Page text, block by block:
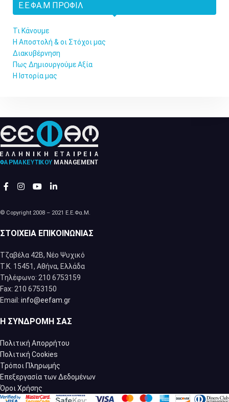
Ε.Ε.ΦΑ.Μ ΠΡΟΦΊΛ
Τι Κάνουμε
Η Αποστολή & οι Στόχοι μας
Διακυβέρνηση
Πως Δημιουργούμε Αξία
Η Ιστορία μας
© Copyright 2008 – 2021 Ε.Ε.Φα.Μ.
ΣΤΟΙΧΕΊΑ ΕΠΙΚΟΙΝΩΝΊΑΣ
Τζαβέλα 42Β, Νέο Ψυχικό
Τ.Κ. 15451, Αθήνα, Eλλάδα
Τηλέφωνο: 210 6753159
Fax: 210 6753150
Email: info@eefam.gr
Η ΣΥΝΔΡΟΜΉ ΣΑΣ
Πολιτική Απορρήτου
Πολιτική Cookies
Τρόποι Πληρωμής
Επεξεργασία των Δεδομένων
Όροι Χρήσης